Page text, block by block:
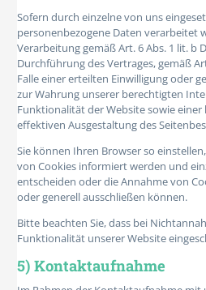
Sofern durch einzelne von uns
personenbezogene Daten verarbeitet
Verarbeitung gemäß Art. 6 Abs. 1 lit. b
Durchführung des Vertrages, gemäß
Falle einer erteilten Einwilligung oder
zur Wahrung unserer berechtigten
Funktionalität der Website sowie
effektiven Ausgestaltung des
Sie können Ihren Browser so
von Cookies informiert werden und
entscheiden oder die Annahme von
oder generell ausschließen können.
Bitte beachten Sie, dass bei
Funktionalität unserer Website
5) Kontaktaufnahme